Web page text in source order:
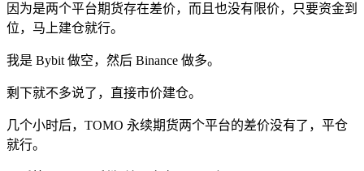
因为是两个平台期货存在差价，而且也没有限价，只要资金到
位，马上建仓就行。
我是 Bybit 做空，然后 Binance 做多。
剩下就不多说了，直接市价建仓。
几个小时后，TOMO 永续期货两个平台的差价没有了，平仓
就行。